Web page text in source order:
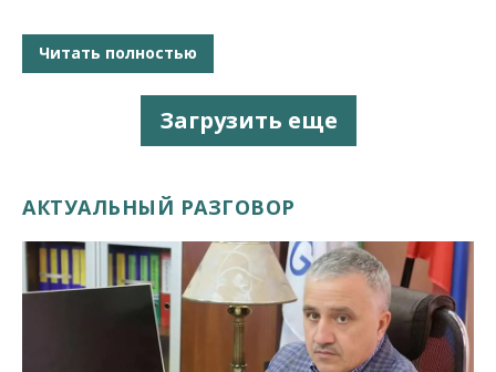
Читать полностью
Загрузить еще
АКТУАЛЬНЫЙ РАЗГОВОР